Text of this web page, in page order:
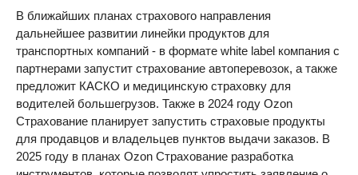
В ближайших планах страхового направления
дальнейшее развитии линейки продуктов для
транспортных компаний - в формате white label компания с
партнерами запустит страхование автоперевозок, а также
предложит КАСКО и медицинскую страховку для
водителей большегрузов. Также в 2024 году Ozon
Страхование планирует запустить страховые продукты
для продавцов и владельцев пунктов выдачи заказов. В
2025 году в планах Ozon Страхование разработка